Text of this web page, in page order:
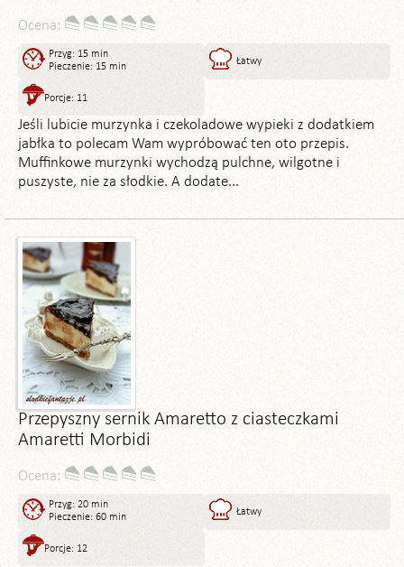
Ocena:
Przyg: 15 min
Pieczenie: 15 min
Łatwy
Porcje: 11
Jeśli lubicie murzynka i czekoladowe wypieki z dodatkiem
jabłka to polecam Wam wypróbować ten oto przepis.
Muffinkowe murzynki wychodzą pulchne, wilgotne i
puszyste, nie za słodkie. A dodate...
Przepyszny sernik Amaretto z ciasteczkami
Amaretti Morbidi
Ocena:
Przyg: 20 min
Pieczenie: 60 min
Łatwy
Porcje: 12